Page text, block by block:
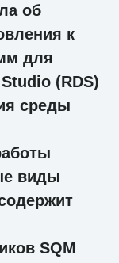
об
к
для
(RDS)
среды
виды
SQM